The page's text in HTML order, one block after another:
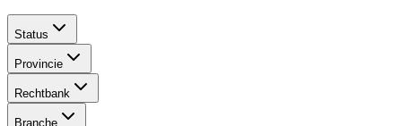
Status
Provincie
Rechtbank
Branche